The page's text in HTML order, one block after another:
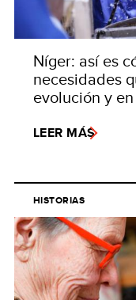
Níger: así es
necesidades
evolución y
LEER MÁS
HISTORIAS